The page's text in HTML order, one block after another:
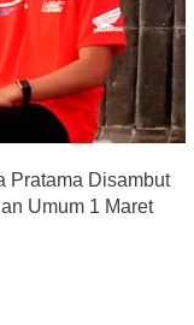
Pratama Disambut
Umum 1 Maret